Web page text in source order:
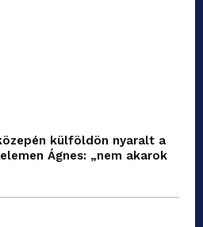
külföldön nyaralt a
Ágnes: „nem akarok